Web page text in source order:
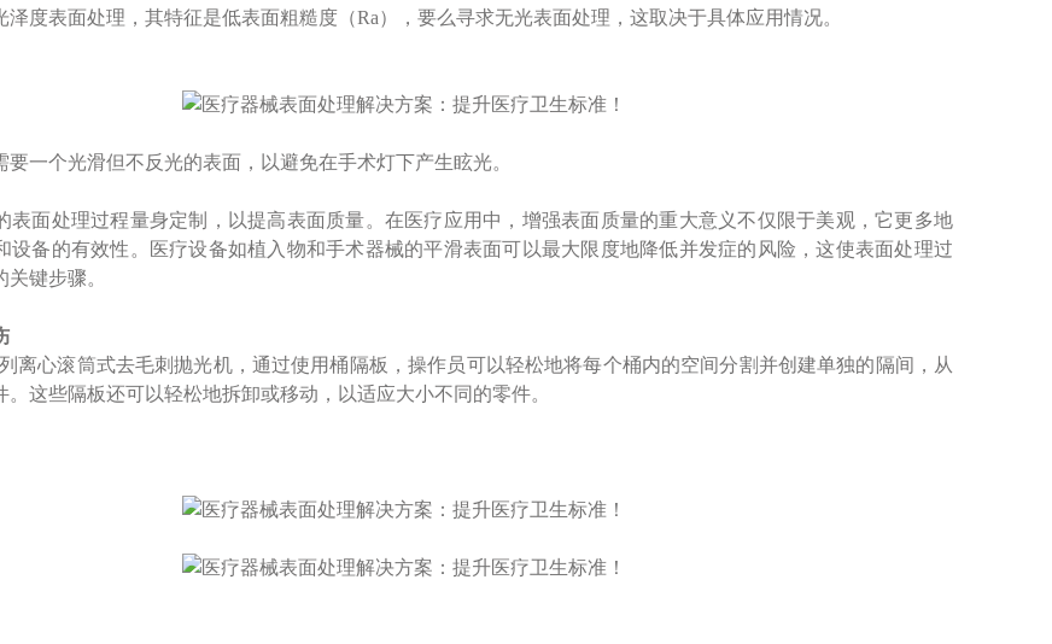
泽度表面处理，其特征是低表面粗糙度（Ra），要么寻求无光表面处理，这取决于具体应用情况。
要一个光滑但不反光的表面，以避免在手术灯下产生眩光。
表面处理过程量身定制，以提高表面质量。在医疗应用中，增强表面质量的重大意义不仅限于美观，它更多地
设备的有效性。医疗设备如植入物和手术器械的平滑表面可以最大限度地降低并发症的风险，这使表面处理过
键步骤。
离心滚筒式去毛刺抛光机，通过使用桶隔板，操作员可以轻松地将每个桶内的空间分割并创建单独的隔间，从
。这些隔板还可以轻松地拆卸或移动，以适应大小不同的零件。